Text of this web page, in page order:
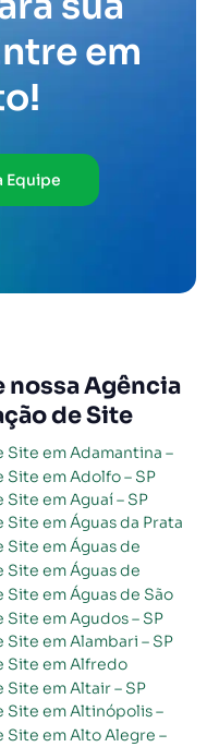
em
Equipe
nossa Agência
de Site
Site em Adolfo – SP
em Aguaí – SP
em Agudos – SP
em Alambari – SP
Site em Altair – SP